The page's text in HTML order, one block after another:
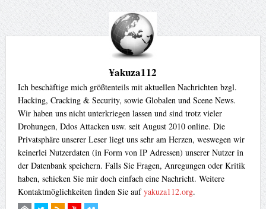
¥akuza112
Ich beschäftige mich größtenteils mit aktuellen Nachrichten bzgl.
Hacking, Cracking & Security, sowie Globalen und Scene News.
Wir haben uns nicht unterkriegen lassen und sind trotz vieler
Drohungen, Ddos Attacken usw. seit August 2010 online. Die
Privatsphäre unserer Leser liegt uns sehr am Herzen, weswegen wir
keinerlei Nutzerdaten (in Form von IP Adressen) unserer Nutzer in
der Datenbank speichern. Falls Sie Fragen, Anregungen oder Kritik
haben, schicken Sie mir doch einfach eine Nachricht. Weitere
Kontaktmöglichkeiten finden Sie aufyakuza112.org.